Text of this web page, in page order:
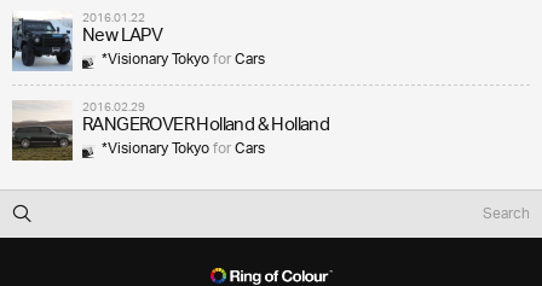
2016.01.22
New LAPV
*Visionary TokyoforCars
2016.02.29
RANGEROVER Holland & Holland
*Visionary TokyoforCars